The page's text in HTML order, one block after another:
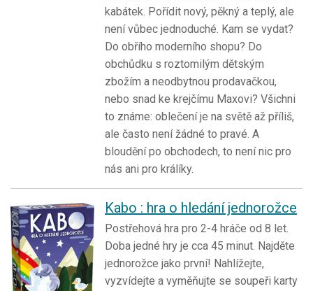
kabátek. Pořídit nový, pěkný a teplý, ale
není vůbec jednoduché. Kam se vydat?
Do obřího moderního shopu? Do
obchůdku s roztomilým dětským
zbožím a neodbytnou prodavačkou,
nebo snad ke krejčímu Maxovi? Všichni
to známe: oblečení je na světě až příliš,
ale často není žádné to pravé. A
bloudění po obchodech, to není nic pro
nás ani pro králíky.
Kabo : hra o hledání jednorožce
Postřehová hra pro 2-4 hráče od 8 let.
Doba jedné hry je cca 45 minut. Najděte
jednorožce jako první! Nahlížejte,
vyzvídejte a vyměňujte se soupeři karty